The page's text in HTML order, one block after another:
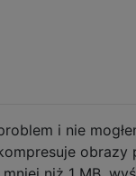
i nie
obrazy